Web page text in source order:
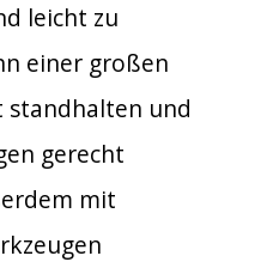
leicht zu
einer großen
standhalten und
gerecht
mit